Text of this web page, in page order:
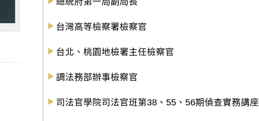
台灣高等檢察署檢察官
台北、桃園地檢署主任檢察官
調法務部辦事檢察官
司法官學院司法官班第38、55、56期偵查實務講座